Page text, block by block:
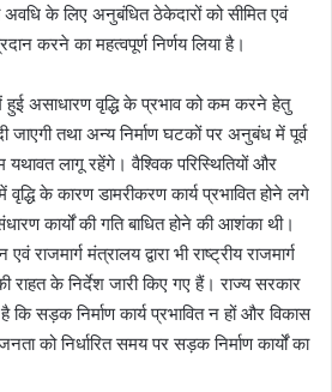
के लिए अनुबंधित ठेकेदारों को सीमित एवं
करने का महत्वपूर्ण निर्णय लिया है।
असाधारण वृद्धि के प्रभाव को कम करने हेतु
जाएगी तथा अन्य निर्माण घटकों पर अनुबंध में पूर्व
लागू रहेंगे। वैश्विक परिस्थितियों और
वृद्धि के कारण डामरीकरण कार्य प्रभावित होने लगे
कार्यों की गति बाधित होने की आशंका थी।
मंत्रालय द्वारा भी राष्ट्रीय राजमार्ग
राहत के निर्देश जारी किए गए हैं। राज्य सरकार
कि सड़क निर्माण कार्य प्रभावित न हों और विकास
को निर्धारित समय पर सड़क निर्माण कार्यों का